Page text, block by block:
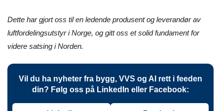
Dette har gjort oss til en ledende produsent og leverandør av
luftfordelingsutstyr i Norge, og gitt oss et solid fundament for
videre satsing i Norden.
Vil du ha nyheter fra bygg, VVS og AI rett i feeden
din? Følg oss på LinkedIn eller Facebook: